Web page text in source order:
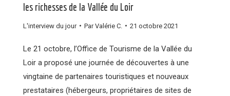
les richesses de la Vallée du Loir
L'interview du jour ParValérie C. 21 octobre 2021
Le 21 octobre, l’Office de Tourisme de la Vallée du
Loir a proposé une journée de découvertes à une
vingtaine de partenaires touristiques et nouveaux
prestataires (hébergeurs, propriétaires de sites de